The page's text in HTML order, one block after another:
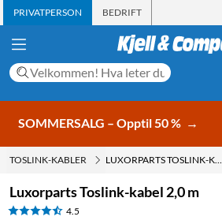
PRIVATPERSON BEDRIFT
SOMMERSALG – Opptil 50 % →
TOSLINK-KABLER LUXORPARTS TOSLINK-KABEL 2,0 M
Luxorparts Toslink-kabel 2,0 m
4.5